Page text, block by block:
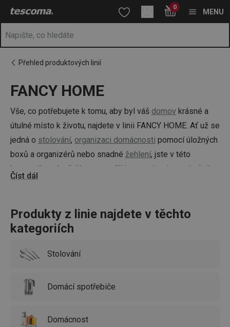
Přejít na hlavní obsah
Přejít na vyhledávání
Přejít na navigaci 0
MENU
Přehled produktových linií
FANCY HOME
Vše, co potřebujete k tomu, aby byl váš domov krásné a
útulné místo k životu, najdete v linii FANCY HOME. Ať už se
jedná o stolování, organizaci domácnosti pomocí úložných
boxů a organizérů nebo snadné žehlení, jste v této
kategorii správně. Nezapomněli jsme ani na bytové vůně
vonné difuzéry
Číst dál
Produkty z linie najdete v těchto
kategoriích
Stolování
Domácí spotřebiče
Domácnost